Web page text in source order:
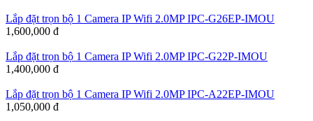
Lắp đặt trọn bộ 1 Camera IP Wifi 2.0MP IPC-G26EP-IMOU
1,600,000 đ
Lắp đặt trọn bộ 1 Camera IP Wifi 2.0MP IPC-G22P-IMOU
1,400,000 đ
Lắp đặt trọn bộ 1 Camera IP Wifi 2.0MP IPC-A22EP-IMOU
1,050,000 đ